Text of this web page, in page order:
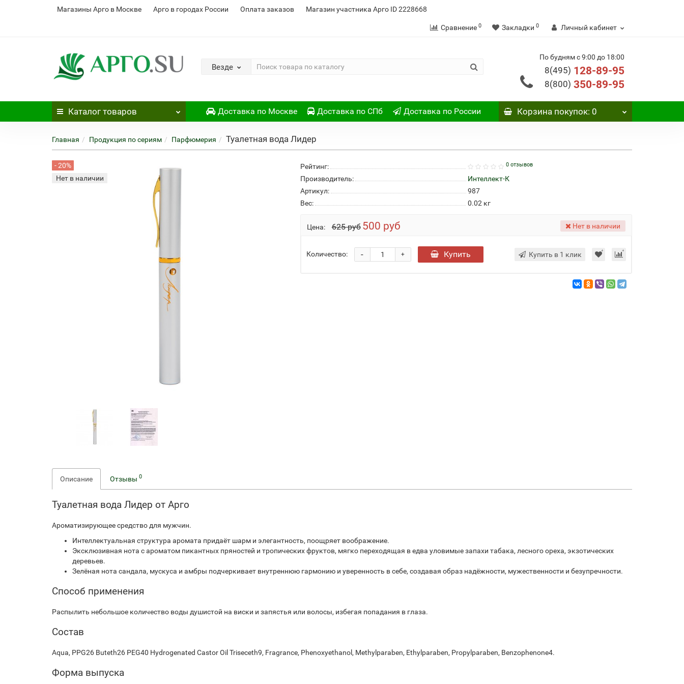
Магазины Арго в Москве Арго в городах России Оплата заказов Магазин участника Арго ID 2228668
Сравнение 0 Закладки 0 Личный кабинет
Везде
По будням с 9:00 до 18:00
8(495) 128-89-95
8(800) 350-89-95
Каталог товаров Доставка по Москве Доставка по СПб Доставка по России Корзинапокупок: 0
Главная Продукция по сериям Парфюмерия Туалетная вода Лидер
- 20%
Нет в наличии
Рейтинг: 0 отзывов
Производитель:
Интеллект-К
Артикул:
987
Вес:
0.02 кг
Цена: 625 руб 500 руб Нет в наличии
Количество: +
- Купить Купить в 1 клик
Описание Отзывы 0
Туалетная вода Лидер от Арго
Ароматизирующее средство для мужчин.
Интеллектуальная структура аромата придаёт шарм и элегантность, поощряет воображение.
Эксклюзивная нота с ароматом пикантных пряностей и тропических фруктов, мягко переходящая в едва уловимые запахи табака, лесного ореха, экзотических
деревьев.
Зелёная нота сандала, мускуса и амбры подчеркивает внутреннюю гармонию и уверенность в себе, создавая образ надёжности, мужественности и безупречности.
Способ применения
Распылить небольшое количество воды душистой на виски и запястья или волосы, избегая попадания в глаза.
Состав
Aqua, PPG26 Buteth26 PEG40 Hydrogenated Castor Oil Triseceth9, Fragrance, Phenoxyethanol, Methylparaben, Ethylparaben, Propylparaben, Benzophenone4.
Форма выпуска